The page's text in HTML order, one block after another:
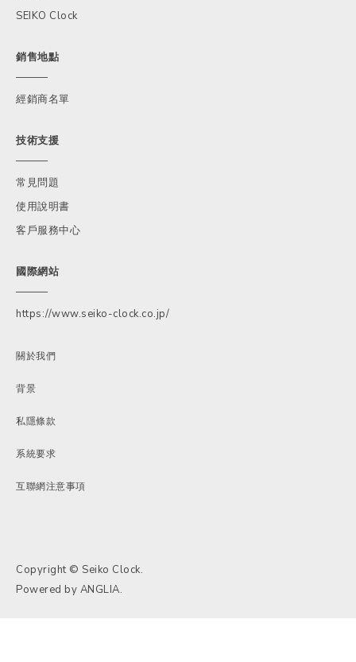
SEIKO Clock
銷售地點
經銷商名單
技術支援
常見問題
使用說明書
客戶服務中心
國際網站
https://www.seiko-clock.co.jp/
關於我們
背景
私隱條款
系統要求
互聯網注意事項
Copyright © Seiko Clock.
Powered by ANGLIA.